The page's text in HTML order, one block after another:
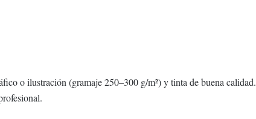
o ilustración (gramaje 250–300 g/m²) y tinta de buena calidad.